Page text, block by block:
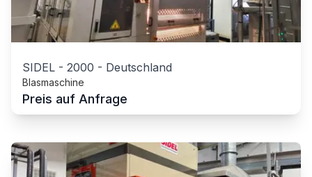
SIDEL - 2000 - Deutschland
Blasmaschine
Preis auf Anfrage